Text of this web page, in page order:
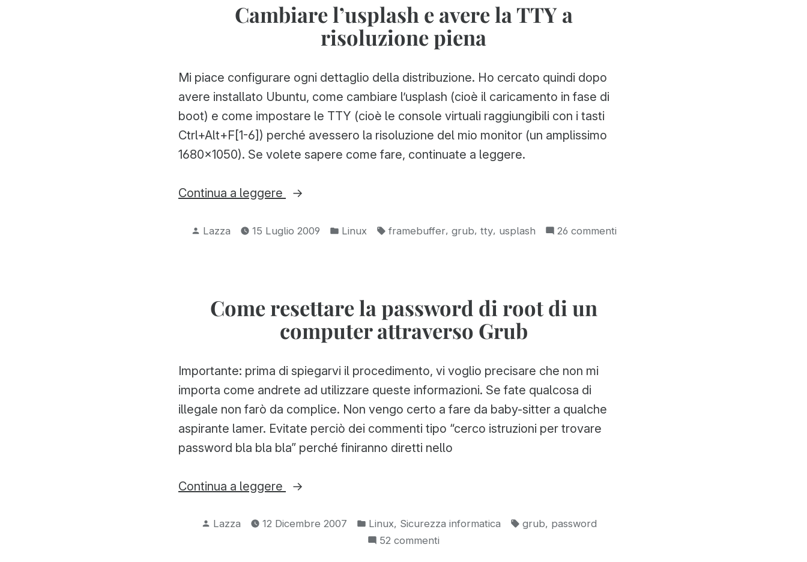
Cambiare l’usplash e avere la TTY a
risoluzione piena
Mi piace configurare ogni dettaglio della distribuzione. Ho cercato quindi dopo
avere installato Ubuntu, come cambiare l’usplash (cioè il caricamento in fase di
boot) e come impostare le TTY (cioè le console virtuali raggiungibili con i tasti
Ctrl+Alt+F[1-6]) perché avessero la risoluzione del mio monitor (un amplissimo
1680×1050). Se volete sapere come fare, continuate a leggere.
Continua a leggere
“Cambiare
e
a
risoluzione
Pubblicato
Lazza 15 Luglio 2009
Pubblicato
Linux Tag:
framebuffer, grub, tty, usplash 26 commentisu
Come resettare la password di root di un
computer attraverso Grub
Importante: prima di spiegarvi il procedimento, vi voglio precisare che non mi
importa come andrete ad utilizzare queste informazioni. Se fate qualcosa di
illegale non farò da complice. Non vengo certo a fare da baby-sitter a qualche
aspirante lamer. Evitate perciò dei commenti tipo “cerco istruzioni per trovare
password bla bla bla” perché finiranno diretti nello
Continua a leggere
“Come
la
Pubblicato
Lazza 12 Dicembre 2007
Pubblicato
in:
Linux Sicurezza informatica Tag:
grub password
52 commenti